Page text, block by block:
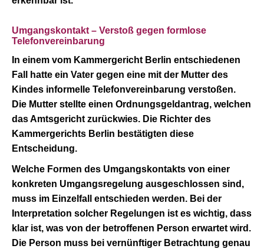
Umgangskontakt – Verstoß gegen formlose
Telefonvereinbarung
In einem vom Kammergericht Berlin entschiedenen
Fall hatte ein Vater gegen eine mit der Mutter des
Kindes informelle Telefonvereinbarung verstoßen.
Die Mutter stellte einen Ordnungsgeldantrag, welchen
das Amtsgericht zurückwies. Die Richter des
Kammergerichts Berlin bestätigten diese
Entscheidung.
Welche Formen des Umgangskontakts von einer
konkreten Umgangsregelung ausgeschlossen sind,
muss im Einzelfall entschieden werden. Bei der
Interpretation solcher Regelungen ist es wichtig, dass
klar ist, was von der betroffenen Person erwartet wird.
Die Person muss bei vernünftiger Betrachtung genau